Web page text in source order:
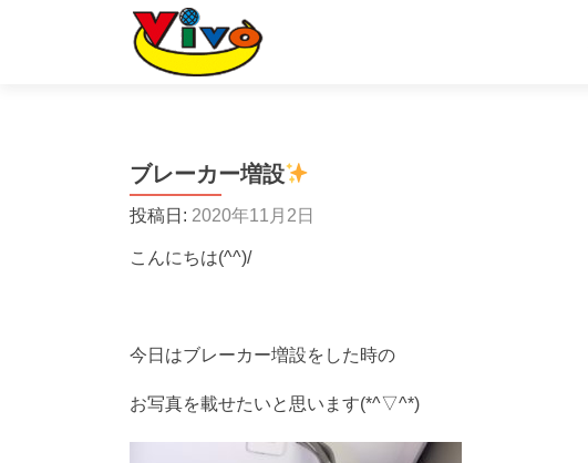
ブレーカー増設
投稿日: 2020年11月2日
こんにちは(^^)/
今日はブレーカー増設をした時の
お写真を載せたいと思います(*^▽^*)